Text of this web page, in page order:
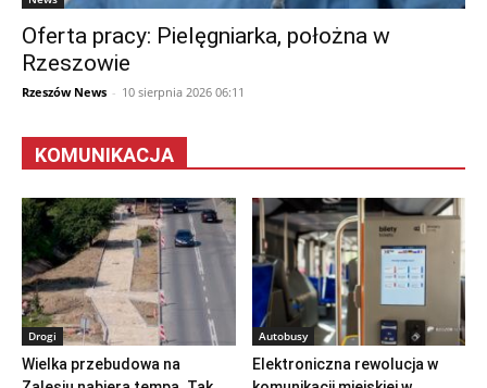
Oferta pracy: Pielęgniarka, położna w
Rzeszowie
Rzeszów News - 10 sierpnia 2026 06:11
KOMUNIKACJA
Drogi
Wielka przebudowa na
Autobusy
Elektroniczna rewolucja w